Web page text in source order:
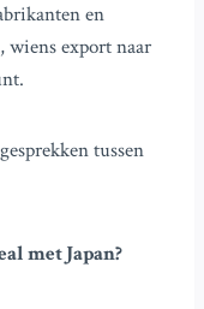
en
wiens export naar
tussen
met Japan?